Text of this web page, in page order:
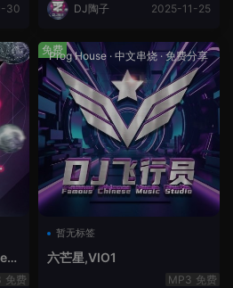
30 DJ陶子 2025-11-25
全
免费
Prog House · 中文串烧·免费分享
暂无标签
六芒星,VIO1
免费
免费